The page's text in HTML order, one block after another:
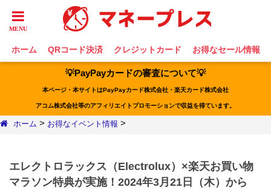
ホーム QRコード決済 クレジットカード お得なセール情報
💡PayPayカードの審査について💡
本ページ・本サイトはPayPayカード株式会社・楽天カード株式会社
アコム株式会社等のアフィリエイトプロモーションで収益を得ています。
ホーム > お得なイベント情報 >
エレクトロラックス（Electrolux）×楽天お買い物
マラソン特典が実施！2024年3月21日（木）から